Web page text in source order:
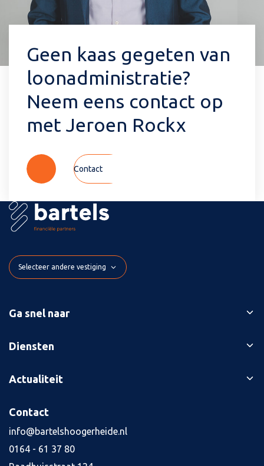
Geen kaas gegeten van
loonadministratie?
Neem eens contact op
met Jeroen Rockx
Contact
Selecteer andere vestiging
Ga snel naar
Ons verhaal
Succesverhalen
Diensten
Bedrijfsopvolging
Boekhouding
Kredietaanvraag
Jaarrekening
Actualiteit
Blog
Kennisbank
Vacatures
4
Contact
info@bartelshoogerheide.nl
0164 - 61 37 80